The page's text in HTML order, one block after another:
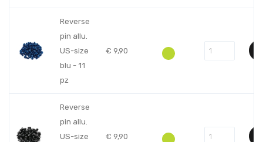
Reverse
pin allu.
US-size
blu - 11
pz
€ 9,90
Reverse
pin allu.
US-size
€ 9,90